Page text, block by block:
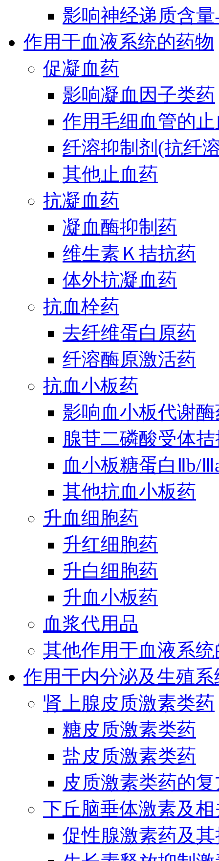
影响神经递质含
作用于血液系统的药物
促凝血药
影响凝血因子类药
作用毛细血管的
纤溶抑制剂(抗纤
其他止血药
抗凝血药
凝血酶抑制药
维生素Ｋ拮抗药
体外抗凝血药
抗血栓药
去纤维蛋白原药
纤溶酶原激活药
抗血小板药
影响血小板代谢
腺苷二磷酸受体
血小板糖蛋白Ⅱb/
其他抗血小板药
升血细胞药
升红细胞药
升白细胞药
升血小板药
血浆代用品
其他作用于血液系
作用于内分泌及生殖
肾上腺皮质激素类药
糖皮质激素类药
盐皮质激素类药
皮质激素类药的
下丘脑垂体激素及
促性腺激素药及